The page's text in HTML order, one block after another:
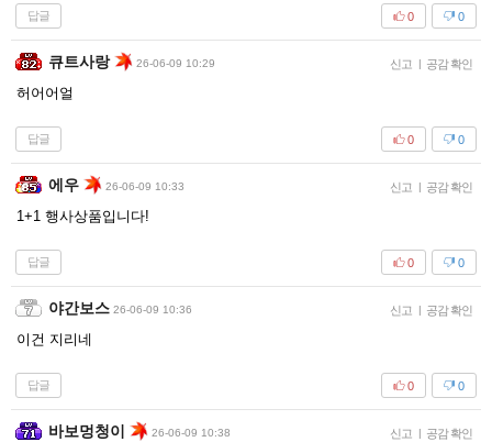
답글 0
0
큐트사랑 26-06-09 10:29 신고 | 공감 확인
허어어얼
답글 0
0
에우 26-06-09 10:33 신고 | 공감 확인
1+1 행사상품입니다!
답글 0
0
야간보스 26-06-09 10:36 신고 | 공감 확인
이건 지리네
답글 0
0
바보멍청이 26-06-09 10:38 신고 | 공감 확인